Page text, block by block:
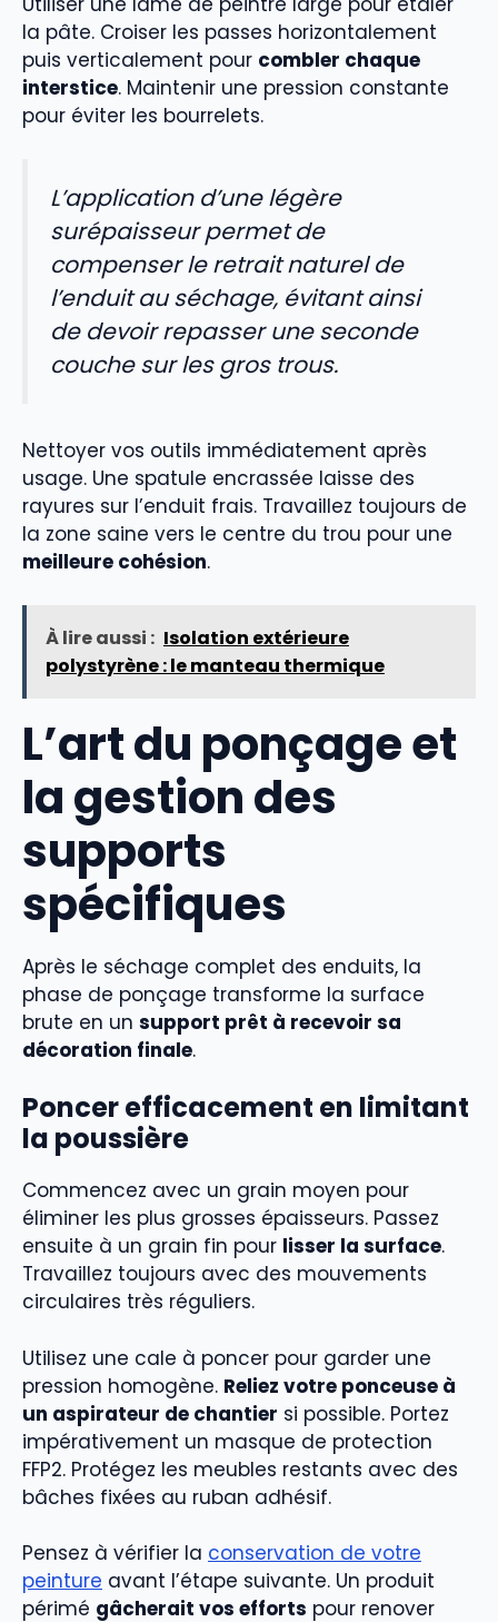
la pâte. Croiser les passes horizontalement
puis verticalement pour combler chaque
interstice. Maintenir une pression constante
pour éviter les bourrelets.
L’application d’une légère
surépaisseur permet de
compenser le retrait naturel de
l’enduit au séchage, évitant ainsi
de devoir repasser une seconde
couche sur les gros trous.
Nettoyer vos outils immédiatement après
usage. Une spatule encrassée laisse des
rayures sur l’enduit frais. Travaillez toujours de
la zone saine vers le centre du trou pour une
meilleure cohésion.
À lire aussi : Isolation extérieure
polystyrène : le manteau thermique
L’art du ponçage et
la gestion des
supports
spécifiques
Après le séchage complet des enduits, la
phase de ponçage transforme la surface
brute en un support prêt à recevoir sa
décoration finale.
Poncer efficacement en limitant
la poussière
Commencez avec un grain moyen pour
éliminer les plus grosses épaisseurs. Passez
ensuite à un grain fin pour lisser la surface.
Travaillez toujours avec des mouvements
circulaires très réguliers.
Utilisez une cale à poncer pour garder une
pression homogène. Reliez votre ponceuse à
un aspirateur de chantier si possible. Portez
impérativement un masque de protection
FFP2. Protégez les meubles restants avec des
bâches fixées au ruban adhésif.
Pensez à vérifier la conservation de votre
peinture avant l’étape suivante. Un produit
périmé gâcherait vos efforts pour renover